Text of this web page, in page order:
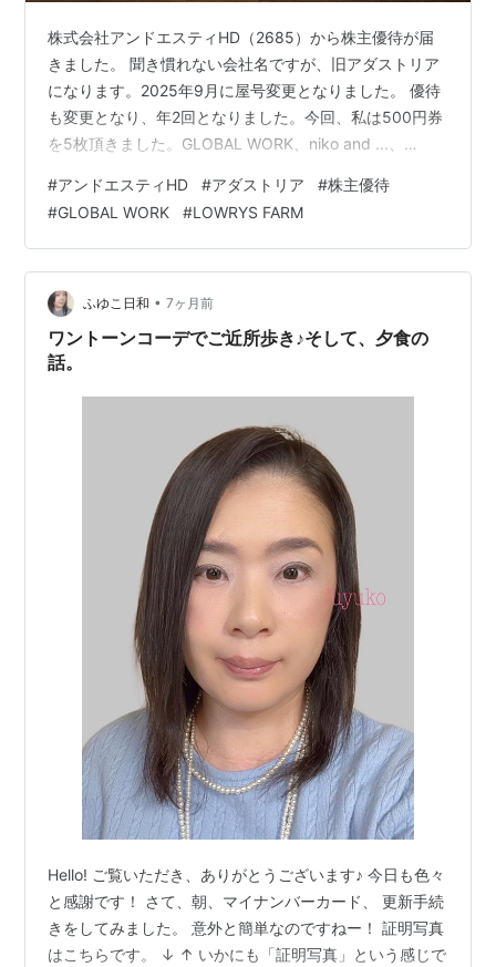
株式会社アンドエスティHD（2685）から株主優待が届
きました。 聞き慣れない会社名ですが、旧アダストリア
になります。2025年9月に屋号変更となりました。 優待
も変更となり、年2回となりました。今回、私は500円券
を5枚頂きました。GLOBAL WORK、niko and ...、
下は過去の記事です。 sophisticated-life.hatenadiary.jp
sophisticated-life.hatenadiary.jp sophisticated-
life.hatenadiary.jp
#アンドエスティHD #アダストリア #株主優待
#GLOBAL WORK #LOWRYS FARM
ふゆこ日和 • 7ヶ月前
ワントーンコーデでご近所歩き♪そして、夕食の
話。
Hello! ご覧いただき、ありがとうございます♪ 今日も色々
と感謝です！ さて、朝、マイナンバーカード、 更新手続
きをしてみました。 意外と簡単なのですねー！ 証明写真
はこちらです。 ↓ ↑ いかにも「証明写真」という感じで